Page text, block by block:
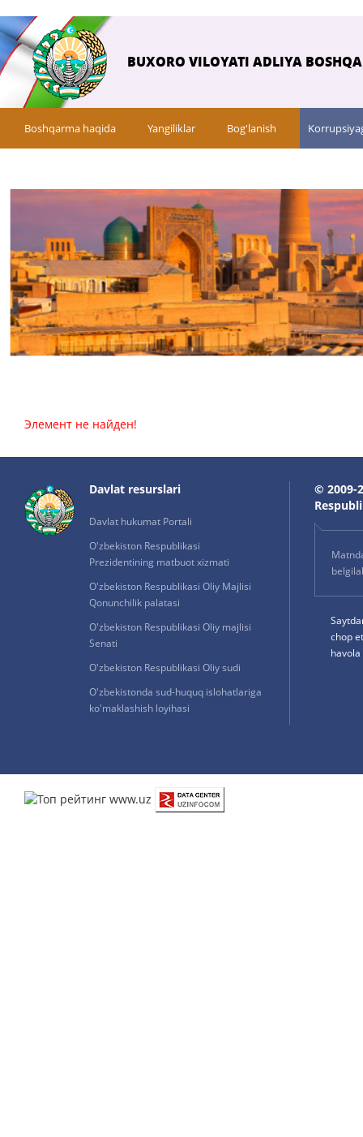
BUXORO VILOYATI ADLIYA
Boshqarma haqida Yangiliklar Bog'lanish
Элемент не найден!
Davlat resurslari
Davlat hukumat Portali
O'zbekiston Respublikasi
Prezidentining matbuot xizmati
O'zbekiston Respublikasi Oliy Majlisi
Qonunchilik palatasi
O'zbekiston Respublikasi Oliy majlisi
Senati
O'zbekiston Respublikasi Oliy sudi
O'zbekistonda sud-huquq islohatlariga
ko'maklashish loyihasi
© 2009-
chop